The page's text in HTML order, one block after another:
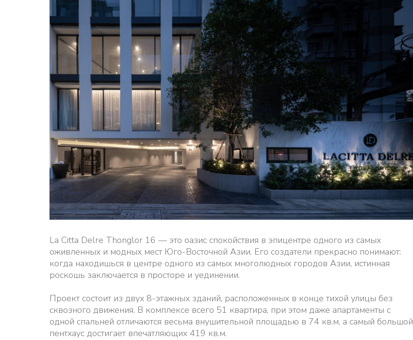
La Citta Delre Thonglor 16 — это оазис спокойствия в эпицентре одного из самых
оживленных и модных мест Юго-Восточной Азии. Его создатели прекрасно понимают:
когда находишься в центре одного из самых многолюдных городов Азии, истинная
роскошь заключается в просторе и уединении.
Проект состоит из двух 8-этажных зданий, расположенных в конце тихой улицы без
сквозного движения. В комплексе всего 51 квартира, при этом даже апартаменты с
одной спальней отличаются весьма внушительной площадью в 74 кв.м, а самый большой
пентхаус достигает впечатляющих 419 кв.м.